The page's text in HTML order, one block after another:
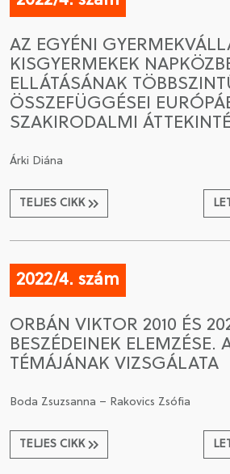
AZ EGYÉNI
KISGYERMEKEK
ELLÁTÁSÁNAK
ÖSSZEFÜGGÉSEI
SZAKIRODALMI
Árki Diána
TELJES CIKK
2022/4. szám
ORBÁN VIKTOR 2010 ÉS
BESZÉDEINEK ELEMZÉSE.
TÉMÁJÁNAK VIZSGÁLATA
Boda Zsuzsanna – Rakovics Zsófia
TELJES CIKK